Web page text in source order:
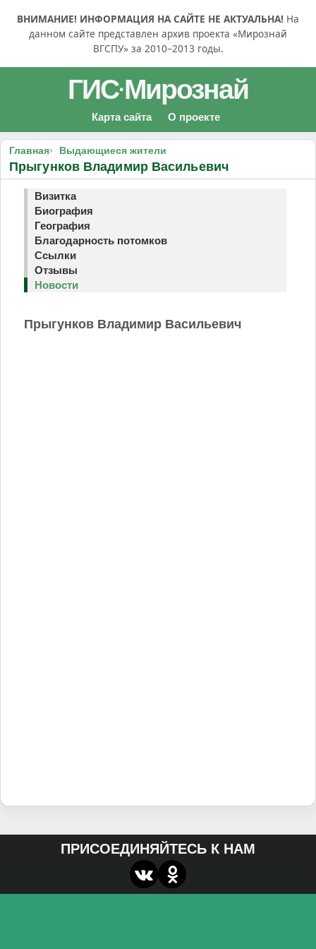
ВНИМАНИЕ! ИНФОРМАЦИЯ НА САЙТЕ НЕ АКТУАЛЬНА! На
данном сайте представлен архив проекта «Мирознай
ВГСПУ» за 2010–2013 годы.
ГИС·Мирознай
Карта сайта О проекте
Главная Выдающиеся жители
Прыгунков Владимир Васильевич
Визитка
Биография
География
Благодарность потомков
Ссылки
Отзывы
Новости
Прыгунков Владимир Васильевич
ПРИСОЕДИНЯЙТЕСЬ К НАМ